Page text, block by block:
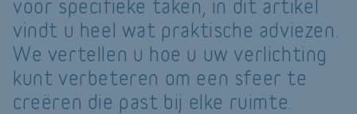
voor specifieke taken, in dit artikel
vindt u heel wat praktische adviezen.
We vertellen u hoe u uw verlichting
kunt verbeteren om een sfeer te
creëren die past bij elke ruimte.